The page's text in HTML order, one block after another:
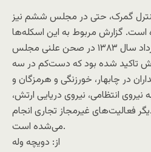
گمرک، حتی در مجلس ششم نیز
گزارش مربوط به این اسکله‌ها
برای اولین‌بار روز پنجم خرداد سال ۱۳۸۳ در صحن علنی مجلس
تاکید شده بود که دست‌کم در سه
در چابهار، خورزنگی و هرمزگان و
انتظامی، نیروی دریایی ارتش،
فعالیت‌های غیرمجاز تجاری انجام
می‌شده است.
از: دويچه وله